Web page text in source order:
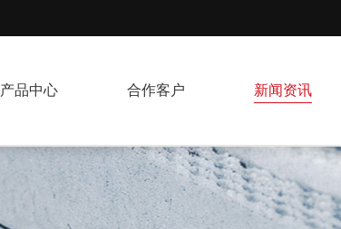
产品中心 合作客户 新闻资讯